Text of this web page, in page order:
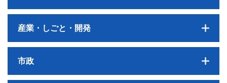
産業・しごと・開発
市政